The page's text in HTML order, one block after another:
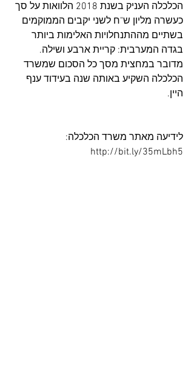
הכלכלה העניק בשנת 2018 הלוואות על סך
כעשרה מליון ש"ח לשני יקבים הממוקמים
בשתיים מההתנחלויות האלימות ביותר
בגדה המערבית: קריית ארבע ושילה.
מדובר במחצית מסך כל הסכום שמשרד
הכלכלה השקיע באותה שנה בעידוד ענף
היין.
לידיעה מאתר משרד הכלכלה:
http://bit.ly/35mLbh5